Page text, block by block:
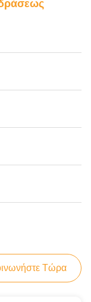
Τώρα